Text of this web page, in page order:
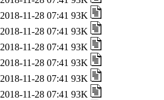
2018-11-28 07:41 93K
2018-11-28 07:41 93K
2018-11-28 07:41 93K
2018-11-28 07:41 93K
2018-11-28 07:41 93K
2018-11-28 07:41 93K